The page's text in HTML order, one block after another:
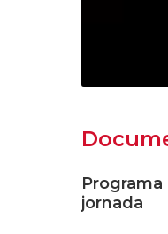
Programa
jornada